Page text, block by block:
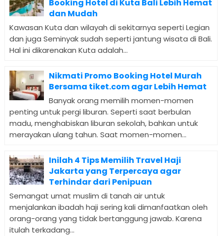
Booking Hotel di Kuta Bali Lebih Hemat
dan Mudah
Kawasan Kuta dan wilayah di sekitarnya seperti Legian
dan juga Seminyak sudah seperti jantung wisata di Bali.
Hal ini dikarenakan Kuta adalah...
Nikmati Promo Booking Hotel Murah
Bersama tiket.com agar Lebih Hemat
Banyak orang memilih momen-momen
penting untuk pergi liburan. Seperti saat berbulan
madu, menghabiskan liburan sekolah, bahkan untuk
merayakan ulang tahun. Saat momen-momen...
Inilah 4 Tips Memilih Travel Haji
Jakarta yang Terpercaya agar
Terhindar dari Penipuan
Semangat umat muslim di tanah air untuk
menjalankan ibadah haji sering kali dimanfaatkan oleh
orang-orang yang tidak bertanggung jawab. Karena
itulah terkadang...